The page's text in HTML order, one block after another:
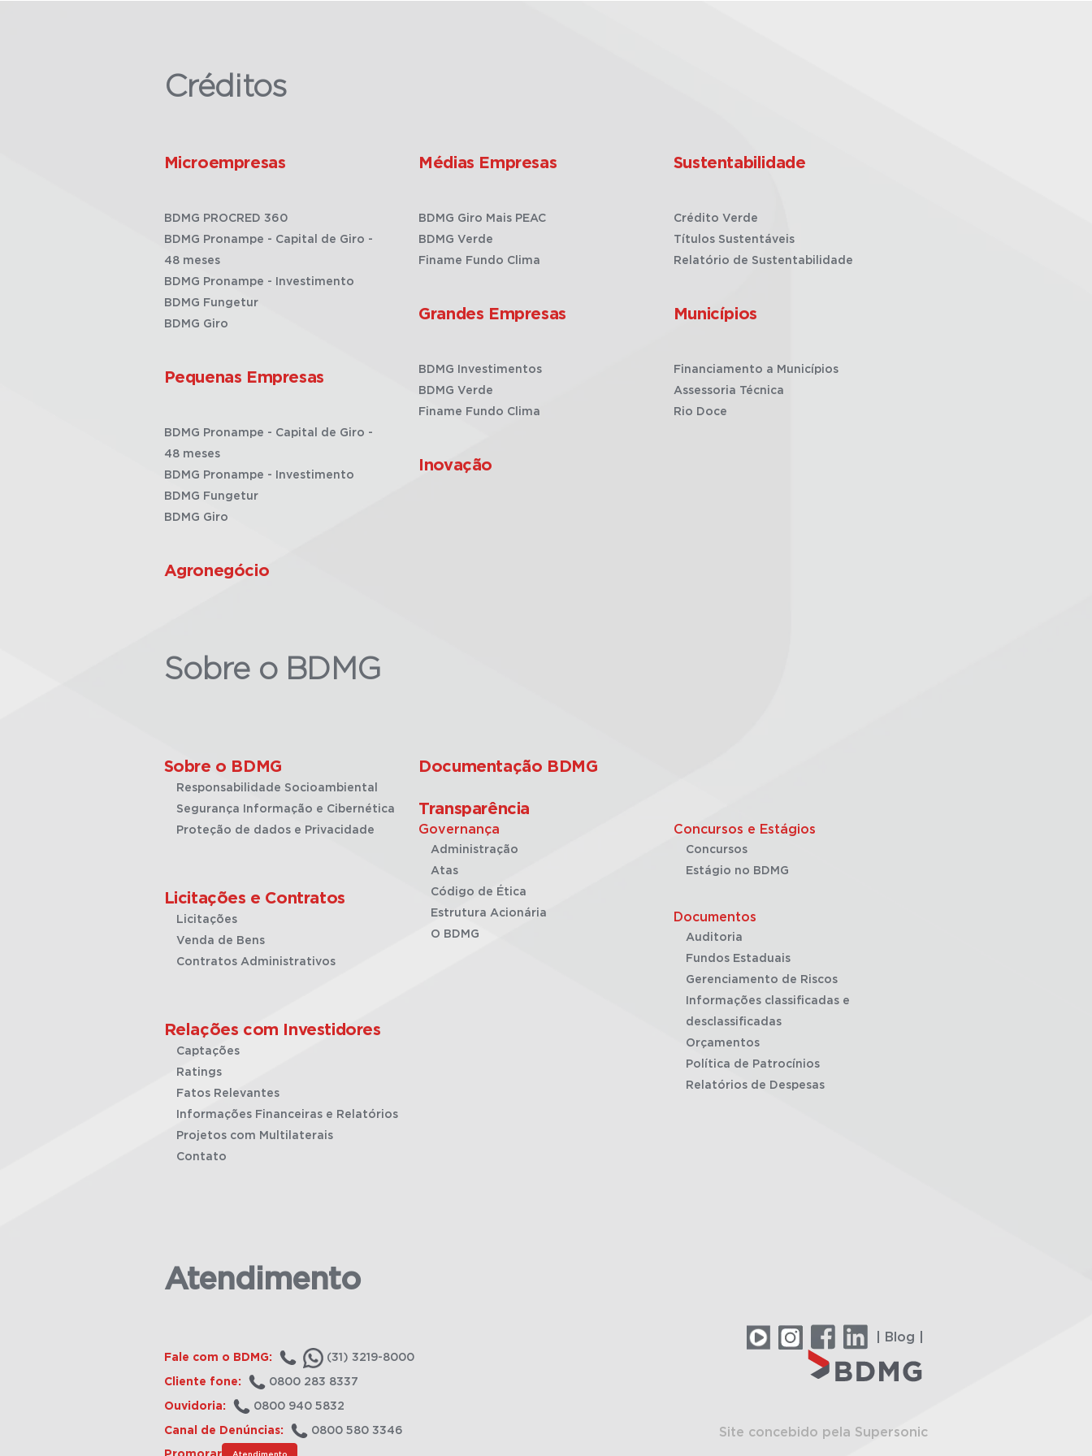
Créditos
Microempresas
BDMG PROCRED 360
BDMG Pronampe - Capital de Giro -
48 meses
BDMG Pronampe - Investimento
BDMG Fungetur
BDMG Giro
Pequenas Empresas
BDMG Pronampe - Capital de Giro -
48 meses
BDMG Pronampe - Investimento
BDMG Fungetur
BDMG Giro
Agronegócio
Médias Empresas
BDMG Giro Mais PEAC
BDMG Verde
Finame Fundo Clima
Grandes Empresas
BDMG Investimentos
BDMG Verde
Finame Fundo Clima
Inovação
Sustentabilidade
Crédito Verde
Títulos Sustentáveis
Relatório de Sustentabilidade
Municípios
Financiamento a Municípios
Assessoria Técnica
Rio Doce
Sobre o BDMG
Sobre o BDMG
Responsabilidade Socioambiental
Segurança Informação e Cibernética
Proteção de dados e Privacidade
Licitações e Contratos
Licitações
Venda de Bens
Contratos Administrativos
Relações com Investidores
Captações
Ratings
Fatos Relevantes
Informações Financeiras e Relatórios
Projetos com Multilaterais
Contato
Documentação BDMG
Transparência
Governança
Administração
Atas
Código de Ética
Estrutura Acionária
O BDMG
Concursos e Estágios
Concursos
Estágio no BDMG
Documentos
Auditoria
Fundos Estaduais
Gerenciamento de Riscos
Informações classificadas e
desclassificadas
Orçamentos
Política de Patrocínios
Relatórios de Despesas
Atendimento
Fale com o BDMG: (31) 3219-8000
Cliente fone: 0800 283 8337
Ouvidoria: 0800 940 5832
Canal de Denúncias: 0800 580 3346
Atendimento
| Blog |
Site concebido pela Supersonic